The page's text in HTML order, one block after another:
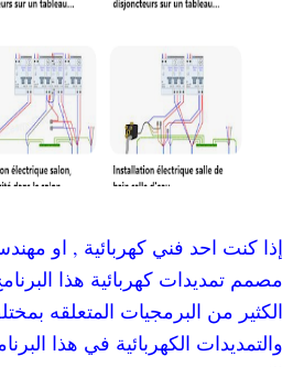
إذا كنت احد فني كهربائية , او
مصمم تمديدات كهربائية هذا
الكثير من البرمجيات المتعلقه
والتمديدات الكهربائية في هذا